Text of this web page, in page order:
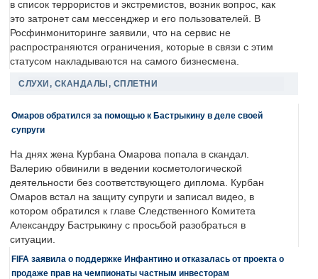
в список террористов и экстремистов, возник вопрос, как
это затронет сам мессенджер и его пользователей. В
Росфинмониторинге заявили, что на сервис не
распространяются ограничения, которые в связи с этим
статусом накладываются на самого бизнесмена.
СЛУХИ, СКАНДАЛЫ, СПЛЕТНИ
Омаров обратился за помощью к Бастрыкину в деле своей
супруги
На днях жена Курбана Омарова попала в скандал.
Валерию обвинили в ведении косметологической
деятельности без соответствующего диплома. Курбан
Омаров встал на защиту супруги и записал видео, в
котором обратился к главе Следственного Комитета
Александру Бастрыкину с просьбой разобраться в
ситуации.
FIFA заявила о поддержке Инфантино и отказалась от проекта о
продаже прав на чемпионаты частным инвесторам